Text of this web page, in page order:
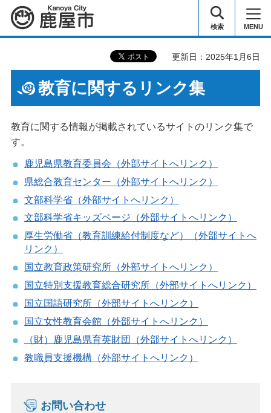
鹿屋市 検索 MENU
更新日：2025年1月6日
教育に関するリンク集
教育に関する情報が掲載されているサイトのリンク集で
す。
鹿児島県教育委員会（外部サイトへリンク）
県総合教育センター（外部サイトへリンク）
文部科学省（外部サイトへリンク）
文部科学省キッズページ（外部サイトへリンク）
厚生労働省（教育訓練給付制度など）（外部サイトへ
リンク）
国立教育政策研究所（外部サイトへリンク）
国立特別支援教育総合研究所（外部サイトへリンク）
国立国語研究所（外部サイトへリンク）
国立女性教育会館（外部サイトへリンク）
（財）鹿児島県育英財団（外部サイトへリンク）
教職員支援機構（外部サイトへリンク）
お問い合わせ